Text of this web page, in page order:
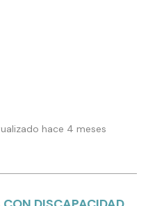
hace 4 meses